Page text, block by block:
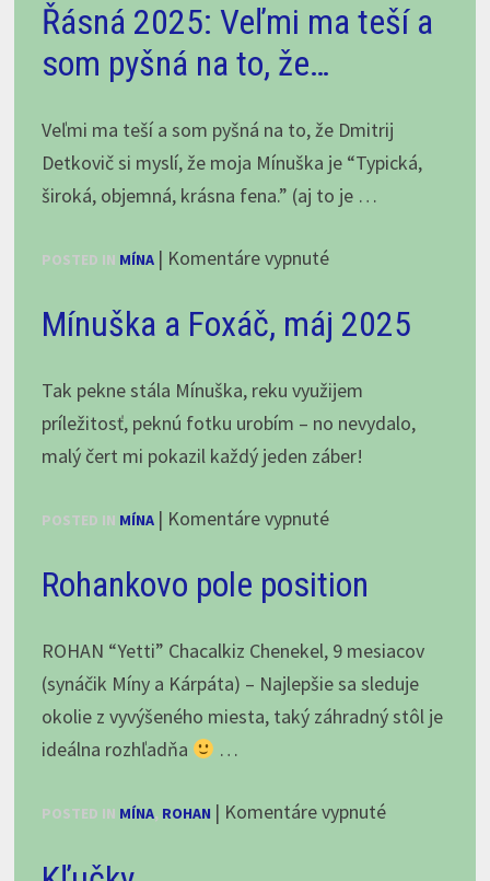
–
roka,
júl
2025
Řásná 2025: Veľmi ma teší a
som pyšná na to, že…
Veľmi ma teší a som pyšná na to, že Dmitrij
Detkovič si myslí, že moja Mínuška je “Typická,
široká, objemná, krásna fena.” (aj to je …
POSTED IN MÍNA | Komentáre vypnuténa
2025:
ma
teší
a
pyšná
to,
Mínuška a Foxáč, máj 2025
Tak pekne stála Mínuška, reku využijem
príležitosť, peknú fotku urobím – no nevydalo,
malý čert mi pokazil každý jeden záber!
POSTED IN MÍNA | Komentáre vypnuténa
a
máj
2025
Rohankovo pole position
ROHAN “Yetti” Chacalkiz Chenekel, 9 mesiacov
(synáčik Míny a Kárpáta) – Najlepšie sa sleduje
okolie z vyvýšeného miesta, taký záhradný stôl je
ideálna rozhľadňa
…
POSTED IN MÍNA, ROHAN | Komentáre vypnuténa